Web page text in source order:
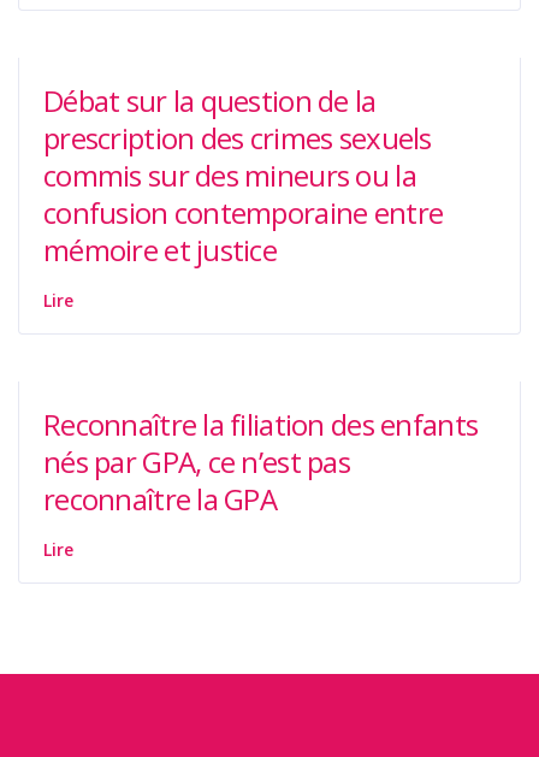
Débat sur la question de la
prescription des crimes sexuels
commis sur des mineurs ou la
confusion contemporaine entre
mémoire et justice
Lire
Reconnaître la filiation des enfants
nés par GPA, ce n’est pas
reconnaître la GPA
Lire